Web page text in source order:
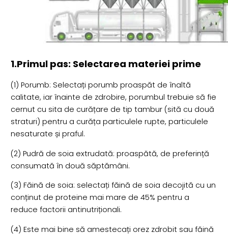
1.Primul pas: Selectarea materiei prime
(1) Porumb: Selectați porumb proaspăt de înaltă
calitate, iar înainte de zdrobire, porumbul trebuie să fie
cernut cu sita de curățare de tip tambur (sită cu două
straturi) pentru a curăța particulele rupte, particulele
nesaturate și praful.
(2) Pudră de soia extrudată: proaspătă, de preferință
consumată în două săptămâni.
(3) Făină de soia: selectați făină de soia decojită cu un
conținut de proteine mai mare de 45% pentru a
reduce factorii antinutriționali.
(4) Este mai bine să amestecați orez zdrobit sau făină